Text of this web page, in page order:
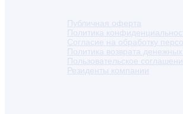
Публичная оферта
Политика
Согласие на обработку
Политика возврата денежных
Пользовательское
Резиденты компании